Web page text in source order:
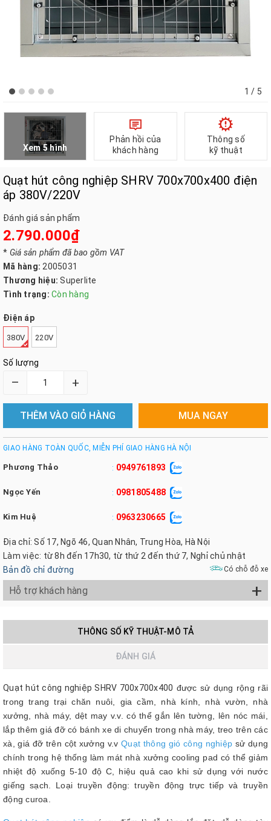
1 / 5
Xem 5 hình
Phản hồi của
khách hàng
Thông số
kỹ thuật
Quạt hút công nghiệp SHRV 700x700x400 điện
áp 380V/220V
Đánh giá sản phẩm
2.790.000₫
* Giá sản phẩm đã bao gồm VAT
Mã hàng: 2005031
Thương hiệu: Superlite
Tình trạng: Còn hàng
Điện áp
380V 220V
Số lượng
– +
THÊM VÀO GIỎ HÀNG MUA NGAY
GIAO HÀNG TOÀN QUỐC, MIỄN PHÍ GIAO HÀNG HÀ NỘI
Phương Thảo : 0949761893
Ngọc Yến : 0981805488
Kim Huệ : 0963230665
Địa chỉ: Số 17, Ngõ 46, Quan Nhân, Trung Hòa, Hà Nội
Làm việc: từ 8h đến 17h30, từ thứ 2 đến thứ 7, Nghỉ chủ nhật
Bản đồ chỉ đường
Có chỗ đỗ xe
Hỗ trợ khách hàng +
THÔNG SỐ KỸ THUẬT-MÔ TẢ
ĐÁNH GIÁ
Quạt hút công nghiệp SHRV 700x700x400 được sử dụng rộng rãi
trong trang trại chăn nuôi, gia cầm, nhà kính, nhà vườn, nhà
xưởng, nhà máy, dệt may v.v. có thể gắn lên tường, lên nóc mái,
lắp thêm giá đỡ có bánh xe di chuyển trong nhà máy, treo trên các
xà, giá đỡ trên cột xưởng v.vQuạt thông gió công nghiệp sử dụng
chính trong hệ thống làm mát nhà xưởng cooling pad có thể giảm
nhiệt độ xuống 5-10 độ C, hiệu quả cao khi sử dụng với nước
giếng sạch. Loại truyền động: truyền động trực tiếp và truyền
động curoa.